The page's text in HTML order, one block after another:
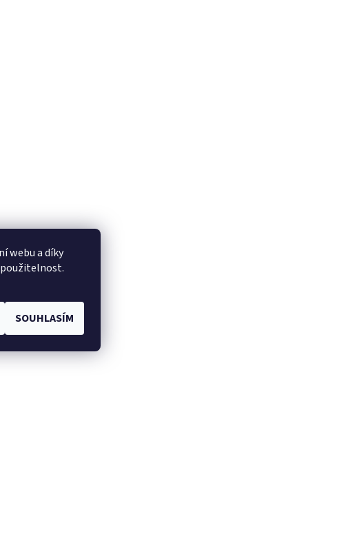
webu a díky
použitelnost.
SOUHLASÍM